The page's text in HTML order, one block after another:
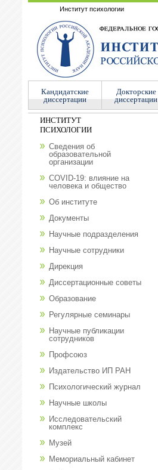
Институт психологии
Кандидатские
диссертации
Докторские
диссертации
ИНСТИТУТ
ПСИХОЛОГИИ
Сведения об
образовательной
организации
COVID-19: влияние на
человека и общество
Об институте
Документы
Научные подразделения
Научные сотрудники
Дирекция
Диссертационные советы
Образование
Регулярные семинары
Научные публикации
сотрудников
Профсоюз
Издательство ИП РАН
Психологический журнал
Научные школы
Исследовательский
комплекс
Музей
Мемориальный кабинет